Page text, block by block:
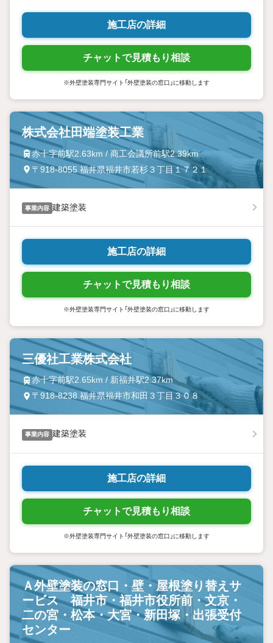
施工店の詳細
チャットで見積もり相談
※外壁塗装専門サイト「外壁塗装の窓口」に移動します
株式会社田端塗装工業
赤十字前駅2.63km / 商工会議所前駅2.39km
〒918-8055 福井県福井市若杉３丁目１７２１
事業内容 建築塗装
施工店の詳細
チャットで見積もり相談
※外壁塗装専門サイト「外壁塗装の窓口」に移動します
三優社工業株式会社
赤十字前駅2.65km / 新福井駅2.37km
〒918-8238 福井県福井市和田３丁目３０８
事業内容 建築塗装
施工店の詳細
チャットで見積もり相談
※外壁塗装専門サイト「外壁塗装の窓口」に移動します
Ａ外壁塗装の窓口・壁・屋根塗り替えサ
ービス 福井市・福井市役所前・文京・
二の宮・松本・大宮・新田塚・出張受付
センター